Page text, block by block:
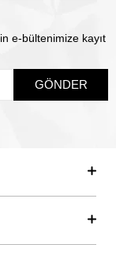
e-bültenimize kayıt
GÖNDER